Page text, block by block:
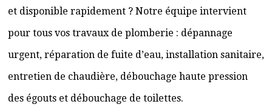
et disponible rapidement ? Notre équipe intervient
pour tous vos travaux de plomberie : dépannage
urgent, réparation de fuite d’eau, installation sanitaire,
entretien de chaudière, débouchage haute pression
des égouts et débouchage de toilettes.